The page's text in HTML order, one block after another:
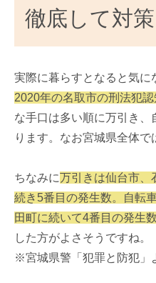
徹底して対
実際に暮らすとなると気
2020年の名取市の刑法犯
な手口は多い順に万引き
ります。なお宮城県全体で
ちなみに万引きは仙台市、
続き5番目の発生数。自転
田町に続いて4番目の発生数
した方がよさそうですね。
※宮城県警「犯罪と防犯」